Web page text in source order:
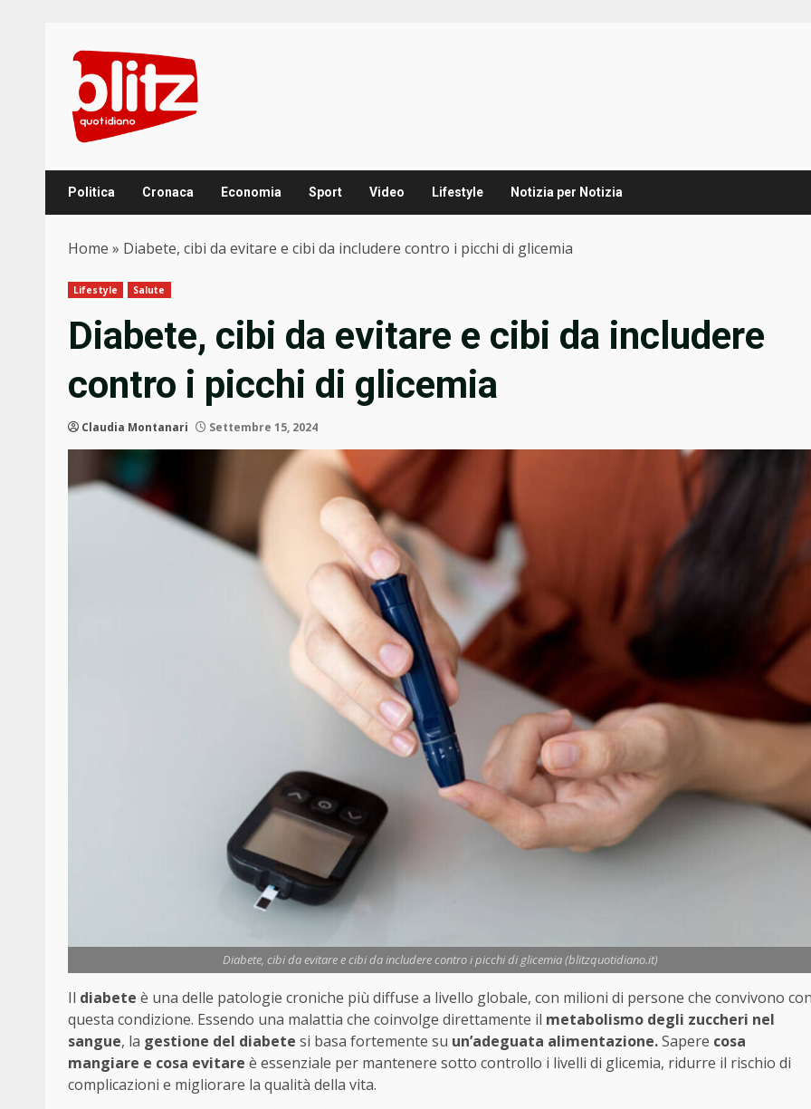
content
Politica Cronaca Economia Sport Video Lifestyle Notizia per Notizia
Home » Diabete, cibi da evitare e cibi da includere contro i picchi di glicemia
Lifestyle Salute
Diabete, cibi da evitare e cibi da includere
contro i picchi di glicemia
Claudia Montanari Settembre 15, 2024
Diabete, cibi da evitare e cibi da includere contro i picchi di glicemia (blitzquotidiano.it)
Il diabete è una delle patologie croniche più diffuse a livello globale, con milioni di persone che convivono
questa condizione. Essendo una malattia che coinvolge direttamente il metabolismo degli zuccheri nel
sangue, la gestione del diabete si basa fortemente su un’adeguata alimentazione.Sapere cosa
mangiare e cosa evitare è essenziale per mantenere sotto controllo i livelli di glicemia, ridurre il rischio di
complicazioni e migliorare la qualità della vita.